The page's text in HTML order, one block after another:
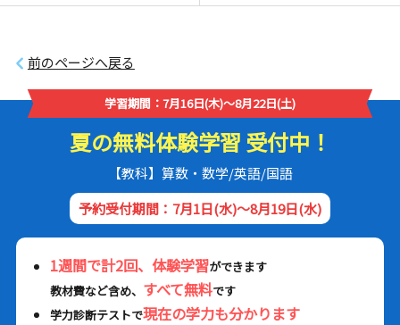
前のページへ戻る
学習期間：7月16日(木)～8月22日(土)
夏の無料体験学習 受付中！
【教科】算数・数学/英語/国語
予約受付期間：7月1日(水)～8月19日(水)
1週間で計2回、体験学習ができます
教材費など含め、 すべて無料です
学力診断テストで現在の学力も分かります